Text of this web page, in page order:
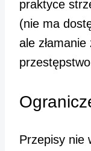
praktyce
(nie ma
ale
Przepisy nie